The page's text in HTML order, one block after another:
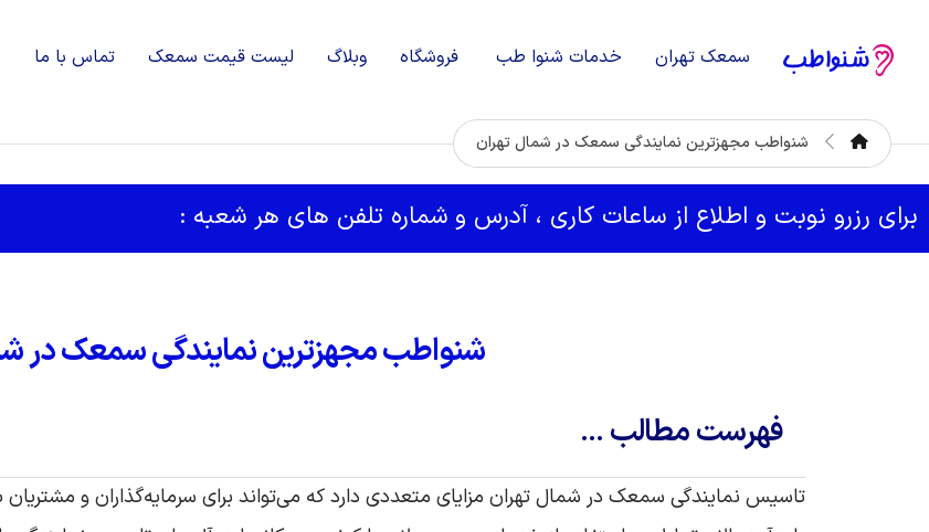
سمعک تهران خدمات شنوا طب فروشگاه وبلاگ لیست قیمت سمعک تماس با ما
شنواطب مجهزترین نمایندگی سمعک در شمال تهران
برای رزرو نوبت و اطلاع از ساعات کاری ، آدرس و شماره تلفن های هر شعبه :
شنواطب مجهزترین نمایندگی سمعک در
فهرست مطالب ...
تاسیس نمایندگی سمعک در شمال تهران مزایای متعددی دارد که می‌تواند برای سرمایه‌گذاران و